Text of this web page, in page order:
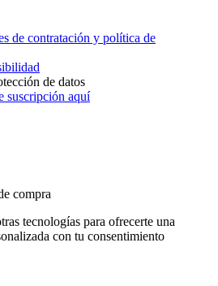
de contratación y política de
de datos
suscripción aquí
compra
tecnologías para ofrecerte una
con tu consentimiento